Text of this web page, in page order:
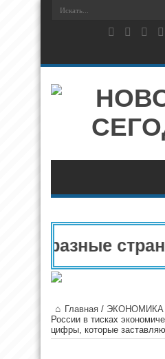
разные страны
Главная / ЭКОНОМИКА
России в тисках
цифры, которые